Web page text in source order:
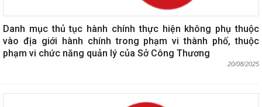
Danh mục thủ tục hành chính thực hiện không phụ thuộc
vào địa giới hành chính trong phạm vi thành phố, thuộc
phạm vi chức năng quản lý của Sở Công Thương
20/08/2025